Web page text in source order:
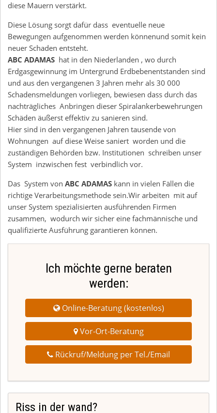
diese Mauern verstärkt.
Diese Lösung sorgt dafür dass eventuelle neue
Bewegungen aufgenommen werden könnenund somit kein
neuer Schaden entsteht.
ABC ADAMAS hat in den Niederlanden , wo durch
Erdgasgewinnung im Untergrund Erdbebenentstanden sind
und aus den vergangenen 3 Jahren mehr als 30 000
Schadensmeldungen vorliegen, bewiesen dass durch das
nachträgliches Anbringen dieser Spiralankerbewehrungen
Schäden äußerst effektiv zu sanieren sind.
Hier sind in den vergangenen Jahren tausende von
Wohnungen auf diese Weise saniert worden und die
zuständigen Behörden bzw. Institutionen schreiben unser
System inzwischen fest verbindlich vor.
Das System von ABC ADAMAS kann in vielen Fällen die
richtige Verarbeitungsmethode sein.Wir arbeiten mit auf
unser System spezialisierten ausführenden Firmen
zusammen, wodurch wir sicher eine fachmännische und
qualifizierte Ausführung garantieren können.
Ich möchte gerne beraten
werden:
Online-Beratung (kostenlos)
Vor-Ort-Beratung
Rückruf/Meldung per Tel./Email
Riss in der wand?